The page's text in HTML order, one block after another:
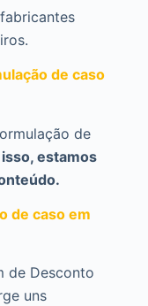
de caso
de
estamos
de caso em
de Desconto
uns